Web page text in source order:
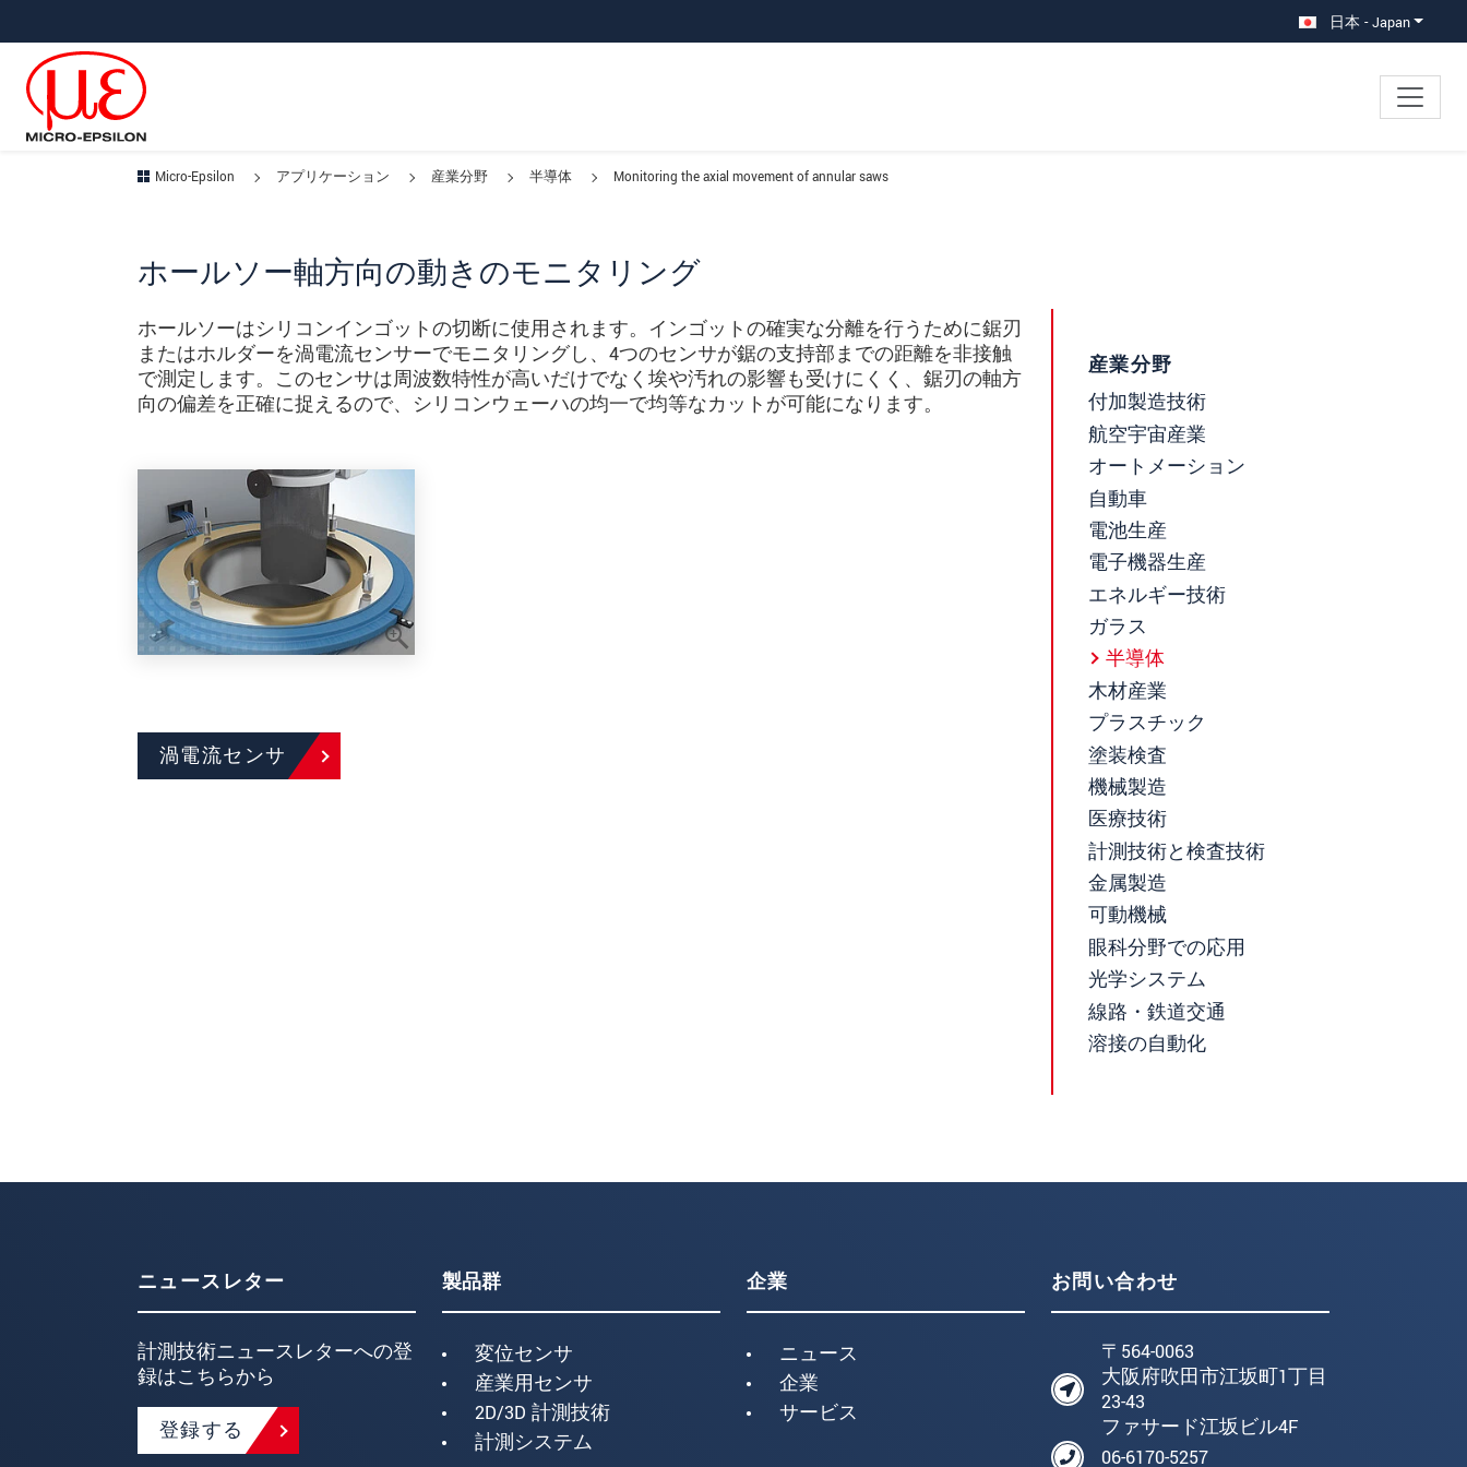
日本 - Japan
Micro-Epsilon アプリケーション 産業分野 半導体 Monitoring the axial movement of annular saws
ホールソー軸方向の動きのモニタリング
ホールソーはシリコンインゴットの切断に使用されます。インゴットの確実な分離を行うために鋸刃
またはホルダーを渦電流センサーでモニタリングし、4つのセンサが鋸の支持部までの距離を非接触
で測定します。このセンサは周波数特性が高いだけでなく埃や汚れの影響も受けにくく、鋸刃の軸方
向の偏差を正確に捉えるので、シリコンウェーハの均一で均等なカットが可能になります。
渦電流センサ
産業分野
付加製造技術
航空宇宙産業
オートメーション
自動車
電池生産
電子機器生産
エネルギー技術
ガラス
半導体
木材産業
プラスチック
塗装検査
機械製造
医療技術
計測技術と検査技術
金属製造
可動機械
眼科分野での応用
光学システム
線路・鉄道交通
溶接の自動化
ニュースレター
計測技術ニュースレターへの登
録はこちらから
登録する
製品群
変位センサ
産業用センサ
2D/3D 計測技術
計測システム
企業
ニュース
企業
サービス
お問い合わせ
〒564-0063
大阪府吹田市江坂町1丁目
23-43
ファサード江坂ビル4F
06-6170-5257